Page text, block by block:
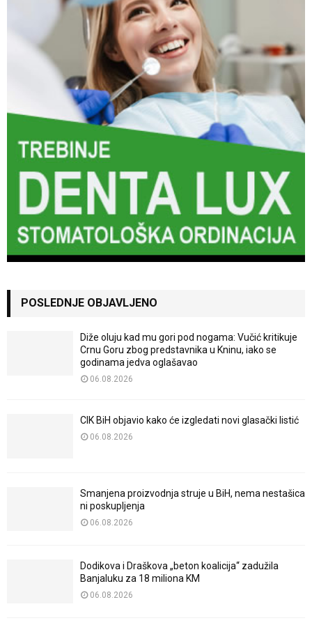
POSLEDNJE OBJAVLJENO
Diže oluju kad mu gori pod nogama: Vučić kritikuje
Crnu Goru zbog predstavnika u Kninu, iako se
godinama jedva oglašavao
06.08.2026
CIK BiH objavio kako će izgledati novi glasački listić
06.08.2026
Smanjena proizvodnja struje u BiH, nema nestašica
ni poskupljenja
06.08.2026
Dodikova i Draškova „beton koalicija“ zadužila
Banjaluku za 18 miliona KM
06.08.2026